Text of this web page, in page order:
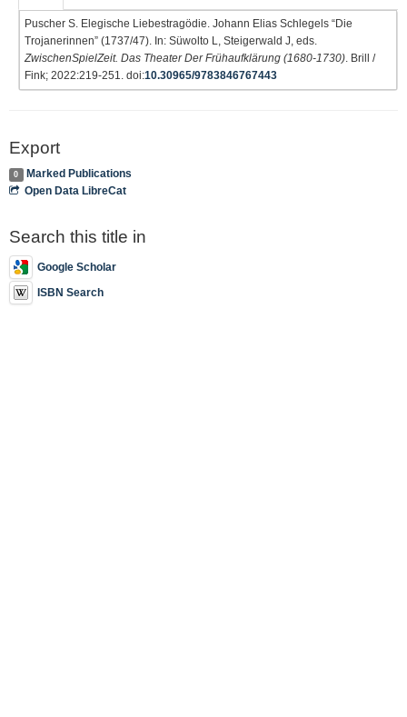
Puscher S. Elegische Liebestragödie. Johann Elias Schlegels “Die
Trojanerinnen” (1737/47). In: Süwolto L, Steigerwald J, eds.
ZwischenSpielZeit. Das Theater Der Frühaufklärung (1680-1730) . Brill /
Fink; 2022:219-251. doi:10.30965/9783846767443
Export
0
Marked Publications
Open Data LibreCat
Search this title in
Google Scholar
ISBN Search